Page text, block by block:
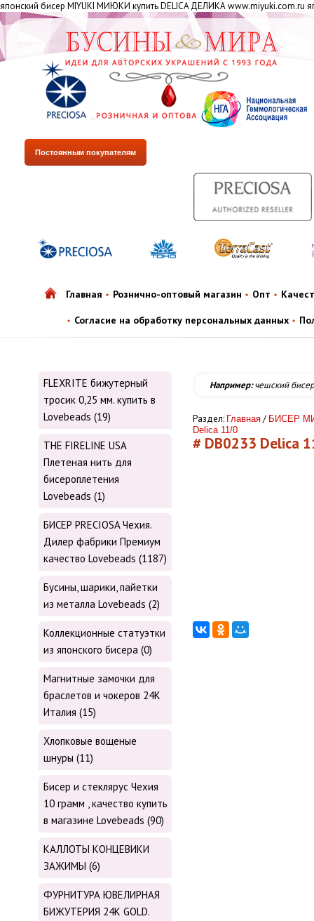
японский бисер MIYUKI МИЮКИ купить DELICA ДЕЛИКА www.miyuki.com.ru
Постоянным покупателям
Главная Рознично-оптовый магазин Опт
Согласие на обработку персональных данных
FLEXRITE бижутерный
тросик 0,25 мм. купить в
Lovebeads (19)
THE FIRELINE USA
Плетеная нить для
бисероплетения
Lovebeads (1)
БИСЕР PRECIOSA Чехия.
Дилер фабрики Премиум
качество Lovebeads (1187)
Бусины, шарики, пайетки
из металла Lovebeads (2)
Коллекционные статуэтки
из японского бисера (0)
Магнитные замочки для
браслетов и чокеров 24К
Италия (15)
Хлопковые вощеные
шнуры (11)
Бисер и стеклярус Чехия
10 грамм , качество купить
в магазине Lovebeads (90)
КАЛЛОТЫ КОНЦЕВИКИ
ЗАЖИМЫ (6)
ФУРНИТУРА ЮВЕЛИРНАЯ
БИЖУТЕРИЯ 24К GOLD.
Например:чешский бисер
Раздел: Главная / БИСЕР
Delica 11/0
# DB0233 Delica